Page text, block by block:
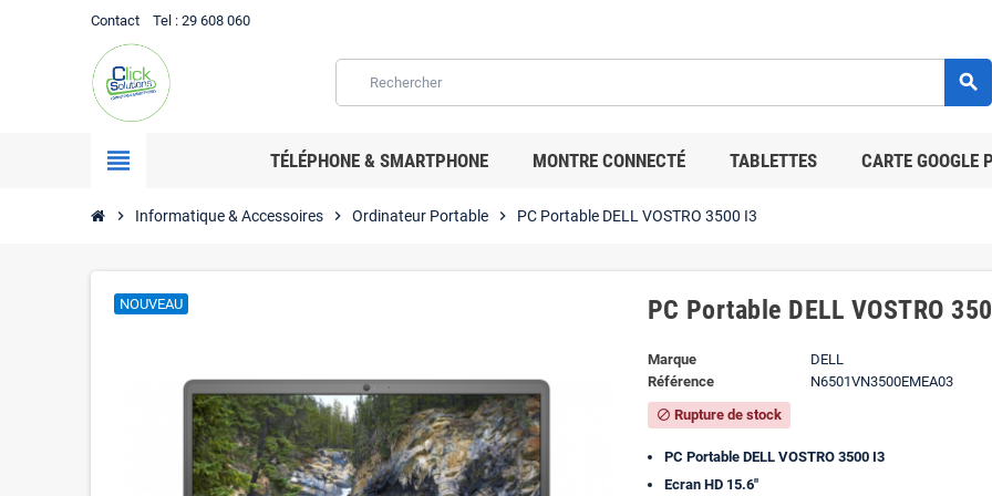
Contact Tel : 29 608 060
search
view_headline TÉLÉPHONE & SMARTPHONE MONTRE CONNECTÉ TABLETTES CARTE GOOGLE
chevron_right Informatique & Accessoires chevron_right Ordinateur Portable chevron_right PC Portable DELL VOSTRO 3500 I3
NOUVEAU PC Portable DELL VOSTRO
Marque
DELL
Référence
N6501VN3500EMEA03
block Rupture de stock
PC Portable DELL VOSTRO 3500 I3
Ecran HD 15.6"